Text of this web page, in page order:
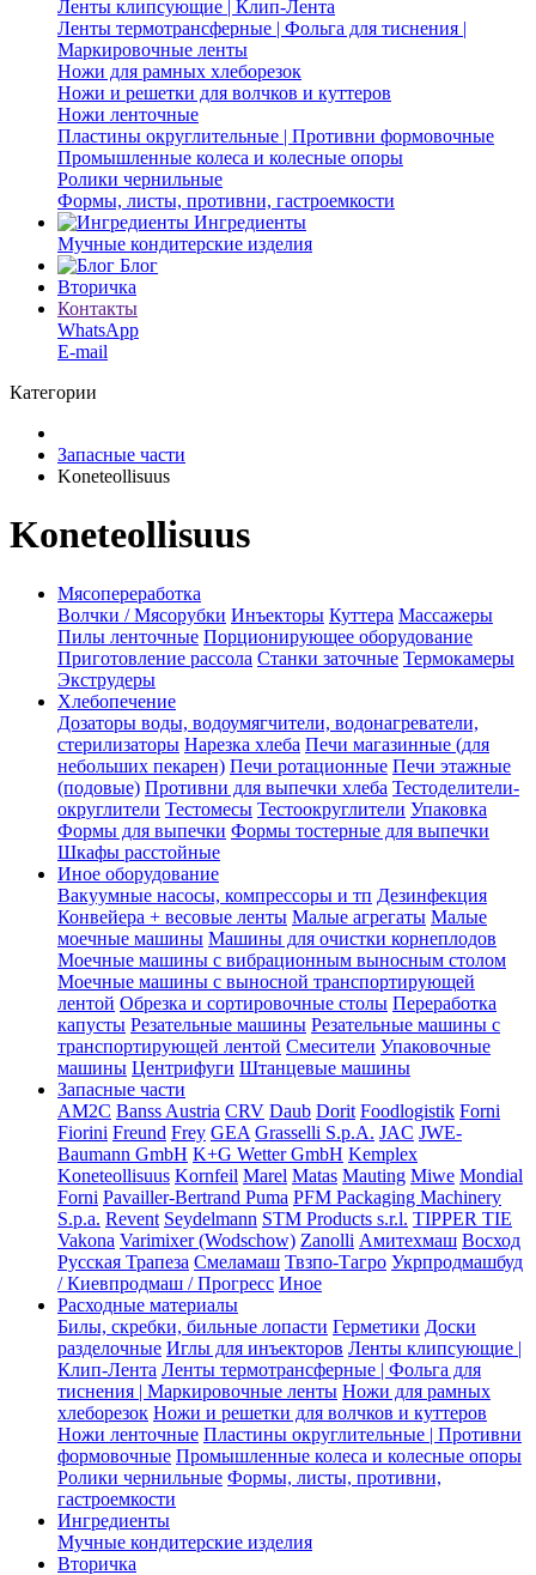
Ленты клипсующие | Клип-Лента
Ленты термотрансферные | Фольга для тиснения |
Маркировочные ленты
Ножи для рамных хлеборезок
Ножи и решетки для волчков и куттеров
Ножи ленточные
Пластины округлительные | Противни формовочные
Промышленные колеса и колесные опоры
Ролики чернильные
Формы, листы, противни, гастроемкости
Ингредиенты
Мучные кондитерские изделия
Блог
Вторичка
Контакты
WhatsApp
E-mail
Категории
Запасные части
Koneteollisuus
Koneteollisuus
Мясопереработка
Волчки / Мясорубки Инъекторы Куттера Массажеры
Пилы ленточные Порционирующее оборудование
Приготовление рассола Станки заточные Термокамеры
Экструдеры
Хлебопечение
Дозаторы воды, водоумягчители, водонагреватели,
стерилизаторы Нарезка хлеба Печи магазинные (для
небольших пекарен) Печи ротационные Печи этажные
(подовые) Противни для выпечки хлеба Тестоделители-
округлители Тестомесы Тестоокруглители Упаковка
Формы для выпечки Формы тостерные для выпечки
Шкафы расстойные
Иное оборудование
Вакуумные насосы, компрессоры и тп Дезинфекция
Конвейера + весовые ленты Малые агрегаты Малые
моечные машины Машины для очистки корнеплодов
Моечные машины с вибрационным выносным столом
Моечные машины с выносной транспортирующей
лентой Обрезка и сортировочные столы Переработка
капусты Резательные машины Резательные машины с
транспортирующей лентой Смесители Упаковочные
машины Центрифуги Штанцевые машины
Запасные части
AM2C Banss Austria CRV Daub Dorit Foodlogistik Forni
Fiorini Freund Frey GEA Grasselli S.p.A. JAC JWE-
Baumann GmbH K+G Wetter GmbH Kemplex
Koneteollisuus Kornfeil Marel Matas Mauting Miwe Mondial
Forni Pavailler-Bertrand Puma PFM Packaging Machinery
S.p.a. Revent Seydelmann STM Products s.r.l. TIPPER TIE
Vakona Varimixer (Wodschow) Zanolli Амитехмаш Восход
Русская Трапеза Смеламаш Твзпо-Тагро Укрпродмашбуд
/ Киевпродмаш / Прогресс Иное
Расходные материалы
Билы, скребки, бильные лопасти Герметики Доски
разделочные Иглы для инъекторов Ленты клипсующие |
Клип-Лента Ленты термотрансферные | Фольга для
тиснения | Маркировочные ленты Ножи для рамных
хлеборезок Ножи и решетки для волчков и куттеров
Ножи ленточные Пластины округлительные | Противни
формовочные Промышленные колеса и колесные опоры
Ролики чернильные Формы, листы, противни,
гастроемкости
Ингредиенты
Мучные кондитерские изделия
Вторичка